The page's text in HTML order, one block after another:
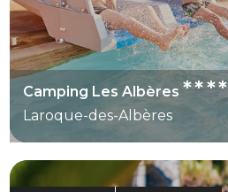
Camping Les Albères****
Laroque-des-Albères